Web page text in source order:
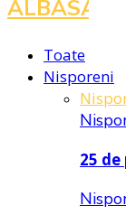
Toate
Nisporeni
25